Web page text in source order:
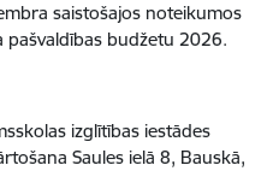
saistošajos noteikumos
pašvaldības budžetu 2026.
izglītības iestādes
Saules ielā 8, Bauskā,